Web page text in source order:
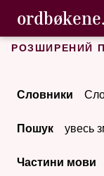
Перейти до
Доступність
Cловник букмола та
Розширений
Словники
Пошук
Частини мови